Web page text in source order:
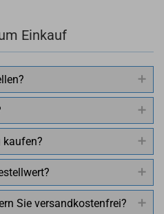
Einkauf
kaufen?
Sie versandkostenfrei?